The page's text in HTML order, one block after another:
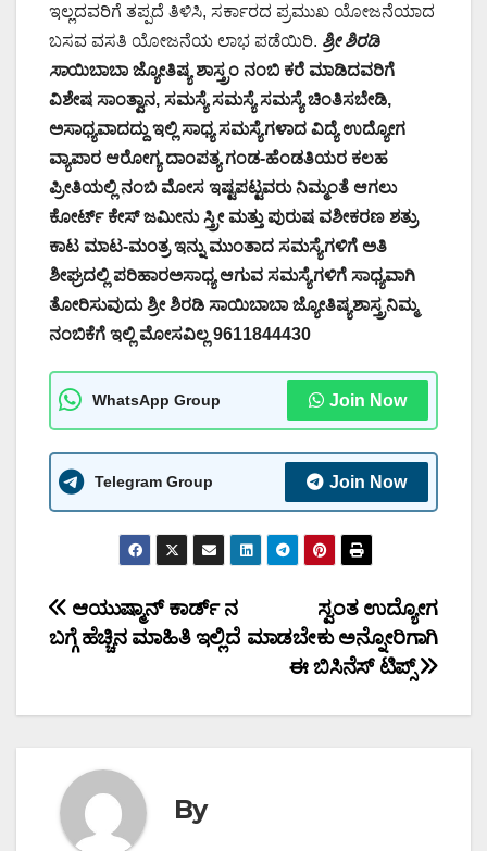
ಇಲ್ಲದವರಿಗೆ ತಪ್ಪದೆ ತಿಳಿಸಿ, ಸರ್ಕಾರದ ಪ್ರಮುಖ ಯೋಜನೆಯಾದ
ಬಸವ ವಸತಿ ಯೋಜನೆಯ ಲಾಭ ಪಡೆಯಿರಿ. ಶ್ರೀ ಶಿರಡಿ
ಸಾಯಿಬಾಬಾ ಜ್ಯೋತಿಷ್ಯ ಶಾಸ್ತ್ರಂ ನಂಬಿ ಕರೆ ಮಾಡಿದವರಿಗೆ
ವಿಶೇಷ ಸಾಂತ್ವಾನ, ಸಮಸ್ಯೆ ಸಮಸ್ಯೆ ಸಮಸ್ಯೆ ಚಿಂತಿಸಬೇಡಿ,
ಅಸಾಧ್ಯವಾದದ್ದು ಇಲ್ಲಿ ಸಾಧ್ಯ ಸಮಸ್ಯೆಗಳಾದ ವಿದ್ಯೆ ಉದ್ಯೋಗ
ವ್ಯಾಪಾರ ಆರೋಗ್ಯ ದಾಂಪತ್ಯ ಗಂಡ-ಹೆಂಡತಿಯರ ಕಲಹ
ಪ್ರೀತಿಯಲ್ಲಿ ನಂಬಿ ಮೋಸ ಇಷ್ಟಪಟ್ಟವರು ನಿಮ್ಮಂತೆ ಆಗಲು
ಕೋರ್ಟ್ ಕೇಸ್ ಜಮೀನು ಸ್ತ್ರೀ ಮತ್ತು ಪುರುಷ ವಶೀಕರಣ ಶತ್ರು
ಕಾಟ ಮಾಟ-ಮಂತ್ರ ಇನ್ನು ಮುಂತಾದ ಸಮಸ್ಯೆಗಳಿಗೆ ಅತಿ
ಶೀಘ್ರದಲ್ಲಿ ಪರಿಹಾರಅಸಾಧ್ಯ ಆಗುವ ಸಮಸ್ಯೆಗಳಿಗೆ ಸಾಧ್ಯವಾಗಿ
ತೋರಿಸುವುದು ಶ್ರೀ ಶಿರಡಿ ಸಾಯಿಬಾಬಾ ಜ್ಯೋತಿಷ್ಯಶಾಸ್ತ್ರನಿಮ್ಮ
ನಂಬಿಕೆಗೆ ಇಲ್ಲಿ ಮೋಸವಿಲ್ಲ 9611844430
WhatsApp Group Join Now
Telegram Group Join Now
Post
navigation
ಸ್ವಂತ ಉದ್ಯೋಗ
ಮಾಡಬೇಕು ಅನ್ನೋರಿಗಾಗಿ
ಈ ಬಿಸಿನೆಸ್ ಟಿಪ್ಸ್
ಆಯುಷ್ಮಾನ್ ಕಾರ್ಡ್ ನ
ಬಗ್ಗೆ ಹೆಚ್ಚಿನ ಮಾಹಿತಿ ಇಲ್ಲಿದೆ
By